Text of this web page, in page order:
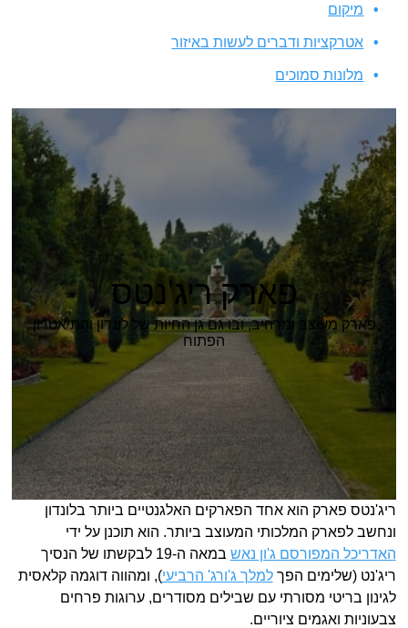
מיקום
אטרקציות ודברים לעשות באיזור
מלונות סמוכים
פארק ריג'נטס
פארק מעוצב ומרהיב, ובו גם גן החיות של לונדון והתיאטרון
הפתוח
ריג'נטס פארק הוא אחד הפארקים האלגנטיים ביותר בלונדון
ונחשב לפארק המלכותי המעוצב ביותר. הוא תוכנן על ידי
האדריכל המפורסם ג'ון נאש
במאה ה-19 לבקשתו של הנסיך
ריג'נט (שלימים הפךלמלך ג'ורג' הרביעי), ומהווה דוגמה קלאסית
לגינון בריטי מסורתי עם שבילים מסודרים, ערוגות פרחים
צבעוניות ואגמים ציוריים.